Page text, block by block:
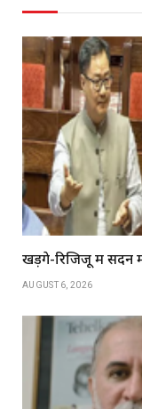
खड़गे-रिजिजू में सदन
AUGUST 6, 2026